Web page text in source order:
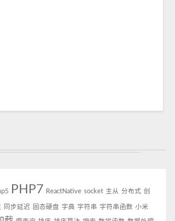
PHP7 ReactNative socket 主从 分布式 创
同步延迟 固态硬盘 字典 字符串 字符串函数 小米